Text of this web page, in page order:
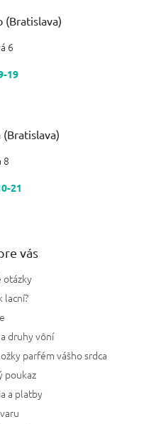
(Bratislava)
6
19
(Bratislava)
8
21
vás
otázky
lacní?
druhy vôní
parfém vášho srdca
poukaz
a platby